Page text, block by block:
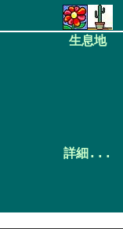
生息地
詳細...